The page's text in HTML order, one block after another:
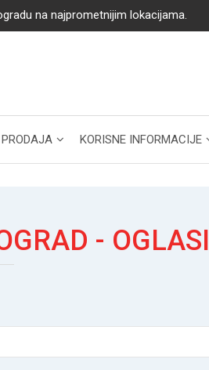
na najprometnijim lokacijama.
PRODAJA KORISNE INFORMACIJE
- OGLASI